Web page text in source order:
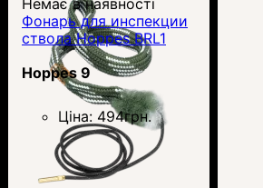
Фонарь для инспекции
ствола Hoppes BRL1
Hoppes 9
Ціна: 494грн.